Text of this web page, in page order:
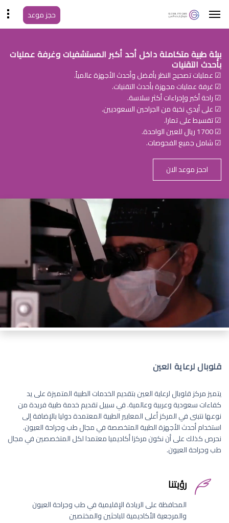
حجز موعد
بيئة طبية متكاملة داخل أحد أكبر المستشفيات وغرفة عمليات
بأحدث التقنيات
☑ عمليات تصحيح النظر بأفضل وأحدث الأجهزة عالمياً.
☑ غرفة عمليات مجهزة بأحدث التقنيات.
☑ راحة أكبر وإجراءات أكثر سلاسة.
☑ على أيدي نخبة من الجراحين السعوديين.
☑ تقسيط على تمارا.
☑ 1700 ريال للعين الواحدة.
☑ شامل جميع الفحوصات.
احجز موعد الان
قلوبال لرعاية العين
يتميز مركز قلوبال لرعاية العين بتقديم الخدمات الطبية المتميزة على يد
كفاءات سعودية وعربية وعالمية. في سبيل تقديم خدمة طبية فريدة من
نوعها نتبنى في المركز أعلى المعايير الطبية المعتمدة دوليا بالإضافة إلى
استخدام أحدث الأجهزة الطبية المتخصصة في مجال طب وجراحة العيون.
نحرص كذلك على أن نكون مركزا أكاديميا معتمدا لكل المتخصصين في مجال
طب وجراحة العيون.
رؤيتنا
المحافظة على الريادة الإقليمية في طب وجراحة العيون
والمرجعية الأكاديمية للباحثين والمختصين